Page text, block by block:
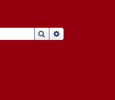
Keresés